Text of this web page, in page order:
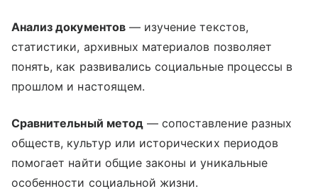
Анализ документов— изучение текстов,
статистики, архивных материалов позволяет
понять, как развивались социальные процессы в
прошлом и настоящем.
Сравнительный метод— сопоставление разных
обществ, культур или исторических периодов
помогает найти общие законы и уникальные
особенности социальной жизни.